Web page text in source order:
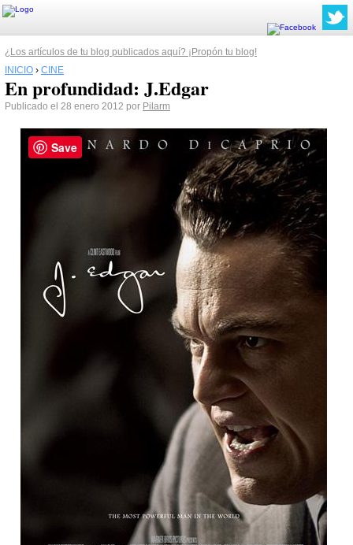
¿Los artículos de tu blog publicados aquí? ¡Propón tu blog!
INICIO › CINE
En profundidad: J.Edgar
Publicado el 28 enero 2012 por Pilarm
Save